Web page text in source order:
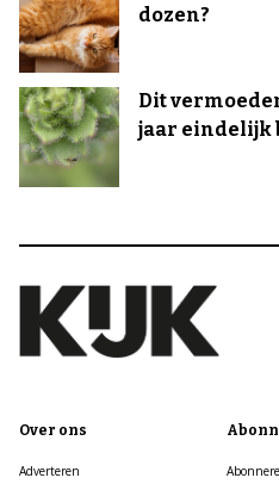
dozen?
Dit
jaar eindelijk
Over ons
Adverteren